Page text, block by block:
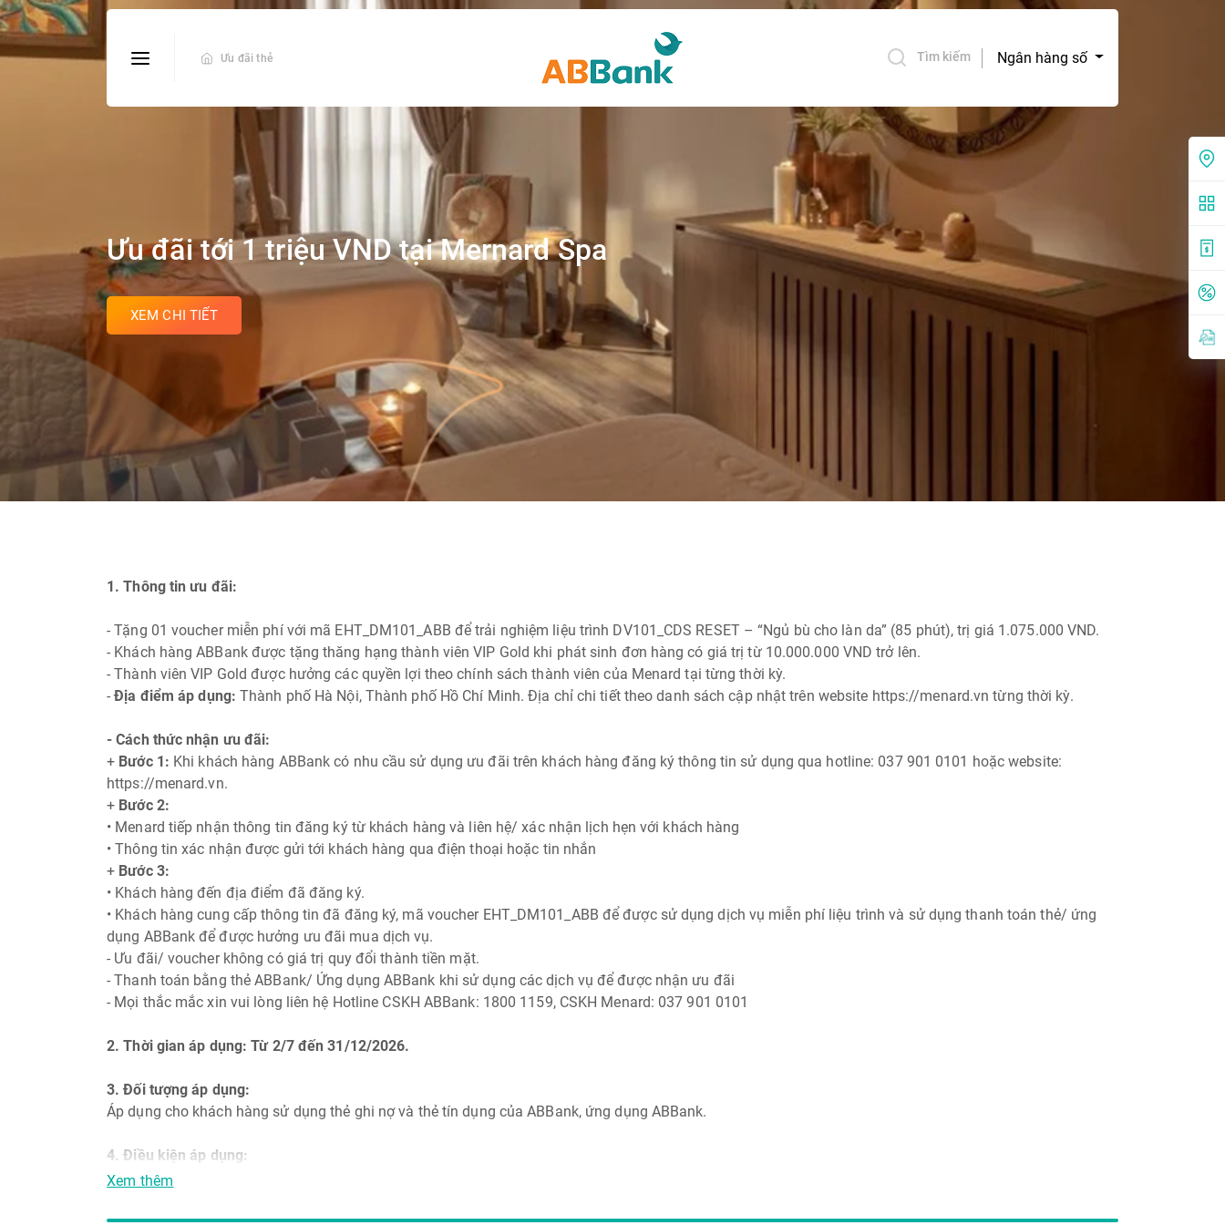
Ưu đãi thẻ Tìm kiếm Ngân hàng số
Ưu đãi tới 1 triệu VND tại Mernard Spa
XEM CHI TIẾT
1. Thông tin ưu đãi:
- Tặng 01 voucher miễn phí với mã EHT_DM101_ABB để trải nghiệm liệu trình DV101_CDS RESET – “Ngủ bù cho làn da” (85 phút), trị giá 1.075.000 VND.
- Khách hàng ABBank được tặng thăng hạng thành viên VIP Gold khi phát sinh đơn hàng có giá trị từ 10.000.000 VND trở lên.
- Thành viên VIP Gold được hưởng các quyền lợi theo chính sách thành viên của Menard tại từng thời kỳ.
-Địa điểm áp dụng: Thành phố Hà Nội, Thành phố Hồ Chí Minh. Địa chỉ chi tiết theo danh sách cập nhật trên website https://menard.vn từng thời kỳ.
- Cách thức nhận ưu đãi:
+ Bước 1: Khi khách hàng ABBank có nhu cầu sử dụng ưu đãi trên khách hàng đăng ký thông tin sử dụng qua hotline: 037 901 0101 hoặc website:
https://menard.vn.
+ Bước 2:
• Menard tiếp nhận thông tin đăng ký từ khách hàng và liên hệ/ xác nhận lịch hẹn với khách hàng
• Thông tin xác nhận được gửi tới khách hàng qua điện thoại hoặc tin nhắn
+ Bước 3:
• Khách hàng đến địa điểm đã đăng ký.
• Khách hàng cung cấp thông tin đã đăng ký, mã voucher EHT_DM101_ABB để được sử dụng dịch vụ miễn phí liệu trình và sử dụng thanh toán thẻ/ ứng
dụng ABBank để được hưởng ưu đãi mua dịch vụ.
- Ưu đãi/ voucher không có giá trị quy đổi thành tiền mặt.
- Thanh toán bằng thẻ ABBank/ Ứng dụng ABBank khi sử dụng các dịch vụ để được nhận ưu đãi
- Mọi thắc mắc xin vui lòng liên hệ Hotline CSKH ABBank: 1800 1159, CSKH Menard: 037 901 0101
2. Thời gian áp dụng: Từ 2/7 đến 31/12/2026.
3. Đối tượng áp dụng:
Áp dụng cho khách hàng sử dụng thẻ ghi nợ và thẻ tín dụng của ABBank, ứng dụng ABBank.
4. Điều kiện áp dụng:
Khách hàng sử dụng thẻ tín dụng và ghi nợ Visa của ABBANK để thực hiện giao dịch thanh toán.
Xem thêm